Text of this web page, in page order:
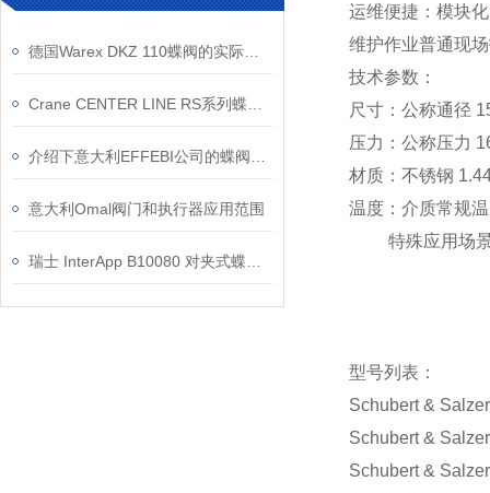
意大利Omal阀门和执行器应用范围
运维便捷：模块
维护作业普通现
技术参数：
尺寸：公称通径
压力：公称压力
材质：不锈钢
温度：介质常规
特殊应用场景
型号列表：
Schubert &
Schubert &
Schubert &